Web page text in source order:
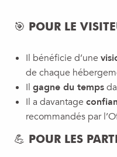
🎯 POUR LE
Il bénéficie d’une
de chaque
Il gagne du temps
Il a davantage
recommandés par
💪 POUR LES